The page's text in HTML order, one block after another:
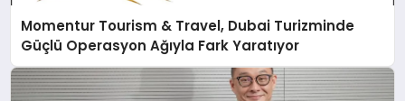
Momentur Tourism & Travel, Dubai Turizminde
Güçlü Operasyon Ağıyla Fark Yaratıyor